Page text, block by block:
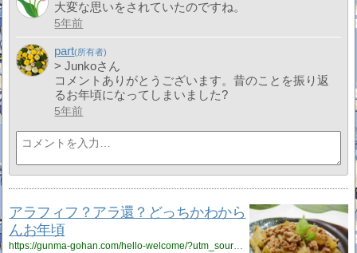
大変な思いをされていたのですね。
5年前
part
> Junkoさん
コメントありがとうございます。昔のことを振り返
るお年頃になってしまいました?
5年前
アラフィフ？アラ還？どっちかわから
んお年頃